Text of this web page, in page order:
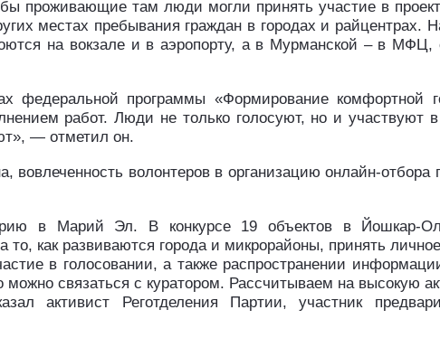
проживающие там люди могли принять участие в
местах пребывания граждан в городах и райцентрах.
на вокзале и в аэропорту, а в Мурманской – в
федеральной программы «Формирование комфортной
работ. Люди не только голосуют, но и участвуют
— отметил он.
волонтеров в организацию онлайн-отбора
в Марий Эл. В конкурсе 19 объектов в Йошкар-
как развиваются города и микрорайоны, принять
в голосовании, а также распространении
связаться с куратором. Рассчитываем на высокую
активист Реготделения Партии, участник